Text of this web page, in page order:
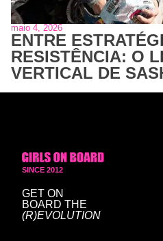
maio 4, 2026
ENTRE
RESISTÊNCIA: O
VERTICAL DE
SINCE 2012
GET ON
BOARD THE
(R)EVOLUTION